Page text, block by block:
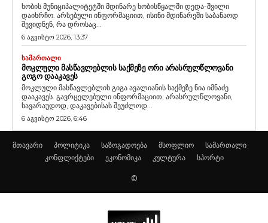
ხობის მუნიციპალიტეტში მდინარე ხობისწყალში დედა-შვილი
დაიხრჩო. არსებული ინფორმაციით, ისინი მდინარეში საბანაოდ
შევიდნენ, რა დროსაც...
6 აგვისტო 2026, 13:37
ᲡᲐᲛᲐᲠᲗᲐᲚᲘ
ᲛᲝᲙᲚᲣᲚᲘ ᲛᲐᲡᲬᲐᲕᲚᲔᲑᲚᲘᲡ ᲡᲐᲥᲛᲔᲖᲔ ᲝᲠᲘ ᲐᲠᲐᲡᲠᲣᲚᲬᲚᲝᲕᲐᲜᲘ
ᲒᲝᲒᲝ ᲓᲐᲐᲙᲐᲕᲔᲡ
მოკლული მასწავლებლის გიგა ავალიანის საქმეზე ნია იმნაძე
დააკავეს. გავრცელებული ინფორმაციით, არასრულწლოვანი,
სავარაუდოდ, დაკავებისას შეუძლოდ...
6 აგვისტო 2026, 6:46
მთავარი პოლიტიკა საზოგადოება მსოფლიო
სამართალი
კონფლიქტები
ეკონომიკა კულტურა სპორტი
©